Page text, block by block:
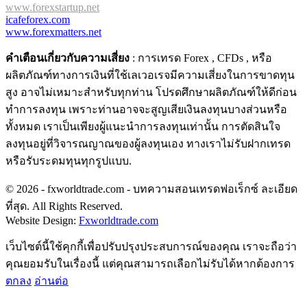
www.forexstartup.net
icafeforex.com
www.forexmatters.net
คำเตือนเกี่ยวกับความเสี่ยง : การเทรด Forex , CFDs , หรือ
ผลิตภัณฑ์ทางการเงินที่ใช้เลเวอเรจมีความเสี่ยงในการขาดทุน
สูง อาจไม่เหมาะสำหรับทุกท่าน โปรดศึกษาผลิตภัณฑ์ให้ดีก่อน
ทำการลงทุน เพราะท่านอาจจะสูญเสียเงินลงทุนบางส่วนหรือ
ทั้งหมด เราเป็นเพียงผู้แนะนำการลงทุนเท่านั้น การตัดสินใจ
ลงทุนอยู่ที่วิจารณญาณของผู้ลงทุนเอง ทางเราไม่รับฝากเทรด
หรือรับระดมทุนทุกรูปแบบ.
© 2026 - fxworldtrade.com - บทความสอนเทรดฟอเร็กซ์ ละเอียด
ที่สุด. All Rights Reserved.
Website Design: Fxworldtrade.com
เว็บไซต์นี้ใช้คุกกี้เพื่อปรับปรุงประสบการณ์ของคุณ เราจะถือว่า
คุณยอมรับในเรื่องนี้ แต่คุณสามารถเลือกไม่รับได้หากต้องการ
ตกลง อ่านต่อ